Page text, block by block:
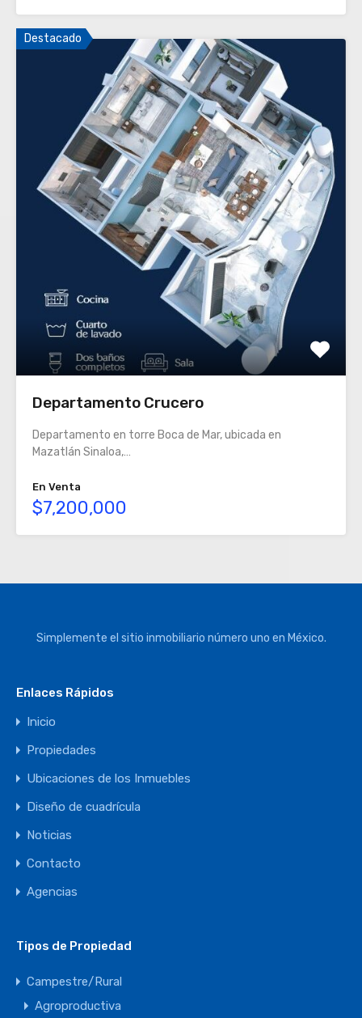
Destacado
Departamento Crucero
Departamento en torre Boca de Mar, ubicada en
Mazatlán Sinaloa,…
En Venta
$7,200,000
Simplemente el sitio inmobiliario número uno en México.
Enlaces Rápidos
Inicio
Propiedades
Ubicaciones de los Inmuebles
Diseño de cuadrícula
Noticias
Contacto
Agencias
Tipos de Propiedad
Campestre/Rural
Agroproductiva